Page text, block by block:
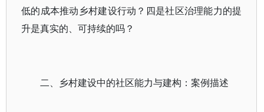
低的成本推动乡村建设行动？四是社区治理能力的提
升是真实的、可持续的吗？
二、乡村建设中的社区能力与建构：案例描述